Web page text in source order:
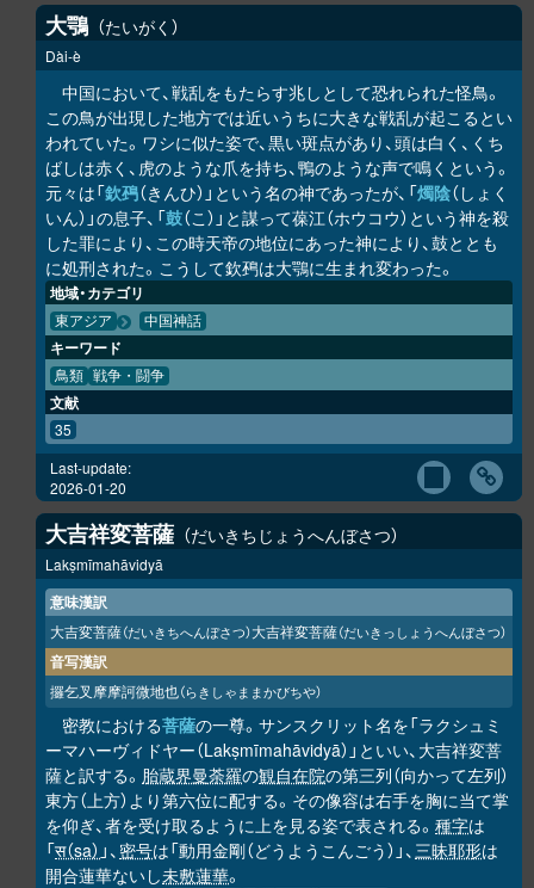
大鶚 たいがく
Dài-è
中国において、戦乱をもたらす兆しとして恐れられた怪鳥。
この鳥が出現した地方では近いうちに大きな戦乱が起こるとい
われていた。ワシに似た姿で、黒い斑点があり、頭は白く、くち
ばしは赤く、虎のような爪を持ち、鴨のような声で鳴くという。
元々は「欽䲹（きんひ）」という名の神であったが、「燭陰（しょく
いん）」の息子、「鼓（こ）」と謀って葆江（ホウコウ）という神を殺
した罪により、この時天帝の地位にあった神により、鼓ととも
に処刑された。こうして欽䲹は大鶚に生まれ変わった。
地域・カテゴリ
東アジア 中国神話
キーワード
鳥類 戦争・闘争
文献
35
Last-update:
2026-01-20
大吉祥変菩薩 だいきちじょうへんぼさつ
Lakṣmīmahāvidyā
意味漢訳
大吉変菩薩（だいきちへんぼさつ）大吉祥変菩薩（だいきっしょうへんぼさつ）
音写漢訳
攞乞叉摩摩訶微地也（らきしゃままかびちや）
密教における菩薩の一尊。サンスクリット名を「ラクシュミ
ーマハーヴィドヤー（Lakṣmīmahāvidyā）」といい、大吉祥変菩
薩と訳する。 胎蔵界曼荼羅の観自在院の第三列（向かって左列）
東方（上方）より第六位に配する。その像容は右手を胸に当て掌
を仰ぎ、者を受け取るように上を見る姿で表される。 種字は
「स（sa） 」、 密号は「動用金剛（どうようこんごう）」、三昧耶形は
開合蓮華ないし未敷蓮華。